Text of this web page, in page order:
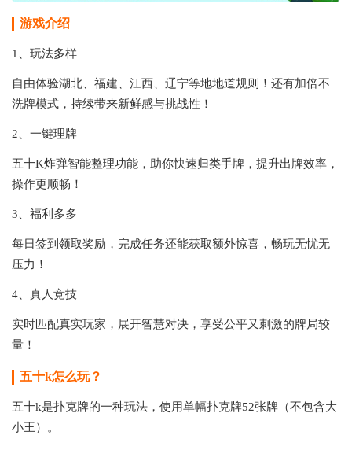
游戏介绍
1、玩法多样
自由体验湖北、福建、江西、辽宁等地地道规则！还有加倍不
洗牌模式，持续带来新鲜感与挑战性！
2、一键理牌
五十K炸弹智能整理功能，助你快速归类手牌，提升出牌效率，
操作更顺畅！
3、福利多多
每日签到领取奖励，完成任务还能获取额外惊喜，畅玩无忧无
压力！
4、真人竞技
实时匹配真实玩家，展开智慧对决，享受公平又刺激的牌局较
量！
五十k怎么玩？
五十k是扑克牌的一种玩法，使用单幅扑克牌52张牌（不包含大
小王）。